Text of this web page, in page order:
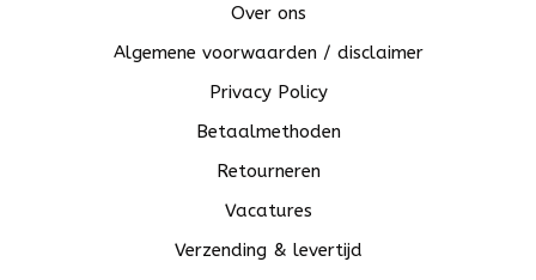
Over ons
Algemene voorwaarden / disclaimer
Privacy Policy
Betaalmethoden
Retourneren
Vacatures
Verzending & levertijd